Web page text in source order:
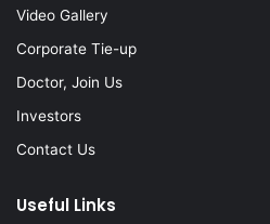
Video Gallery
Corporate Tie-up
Doctor, Join Us
Investors
Contact Us
Useful Links